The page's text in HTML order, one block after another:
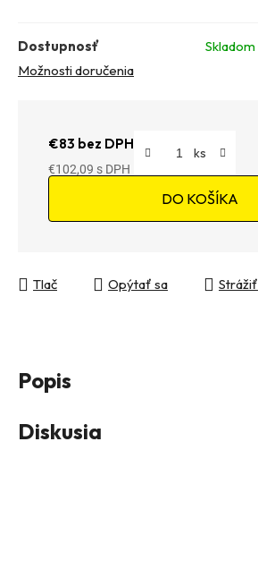
Dostupnosť
Skladom
Možnosti doručenia
€83 bez DPH
€102,09
DO KOŠÍKA
Tlač Opýtať sa Strážiť
Popis
Diskusia